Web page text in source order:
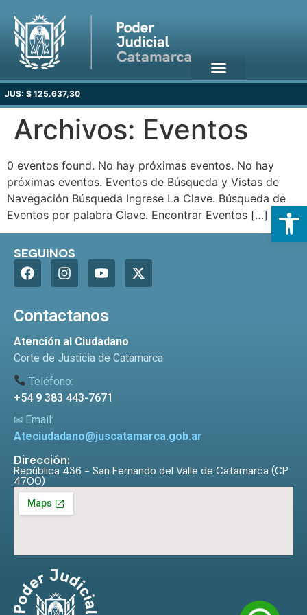
JUS: $ 125.637,30
Archivos: Eventos
0 eventos found. No hay próximas eventos. No hay
próximas eventos. Eventos de Búsqueda y Vistas de
Navegación Búsqueda Ingrese La Clave. Búsqueda de
Eventos por palabra Clave. Encontrar Eventos […]
SEGUINOS
Contactanos
Atención al Ciudadano
Corte de Justicia de Catamarca
Teléfono:
+54 9 383 443-7671
✉ Email:
Ateciudadano@juscatamarca.gob.ar
Dirección:
República 436 - San Fernando del Valle de Catamarca (CP
4700)